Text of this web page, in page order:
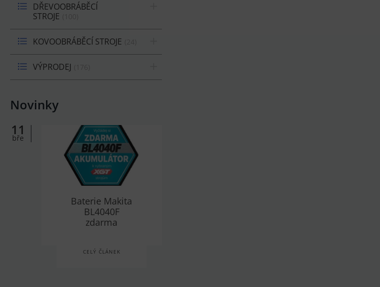
DŘEVOOBRÁBĚCÍ
STROJE
KOVOOBRÁBĚCÍ STROJE
VÝPRODEJ
Novinky
11
bře
Baterie Makita
BL4040F
zdarma
CELÝ ČLÁNEK